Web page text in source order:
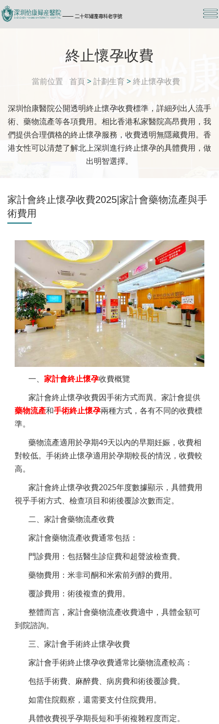
終止懷孕收費
當前位置 首頁 >計劃生育>終止懷孕收費
深圳怡康醫院公開透明終止懷孕收費標準，詳細列出人流手
術、藥物流產等各項費用。相比香港私家醫院高昂費用，我
們提供合理價格的終止懷孕服務，收費透明無隱藏費用。香
港女性可以清楚了解北上深圳進行終止懷孕的具體費用，做
出明智選擇。
家計會終止懷孕收費2025|家計會藥物流產與手
術費用
一、 家計會終止懷孕收費概覽
家計會終止懷孕收費因手術方式而異。家計會提供
藥物流產和手術終止懷孕兩種方式，各有不同的收費標
準。
藥物流產適用於孕期49天以內的早期妊娠，收費相
對較低。手術終止懷孕適用於孕期較長的情況，收費較
高。
家計會終止懷孕收費2025年度數據顯示，具體費用
視乎手術方式、檢查項目和術後覆診次數而定。
二、家計會藥物流產收費
家計會藥物流產收費通常包括：
門診費用：包括醫生診症費和超聲波檢查費。
藥物費用：米非司酮和米索前列醇的費用。
覆診費用：術後複查的費用。
整體而言，家計會藥物流產收費適中，具體金額可
到院諮詢。
三、家計會手術終止懷孕收費
家計會手術終止懷孕收費通常比藥物流產較高：
包括手術費、麻醉費、病房費和術後覆診費。
如需住院觀察，還需要支付住院費用。
具體收費視乎孕期長短和手術複雜程度而定。